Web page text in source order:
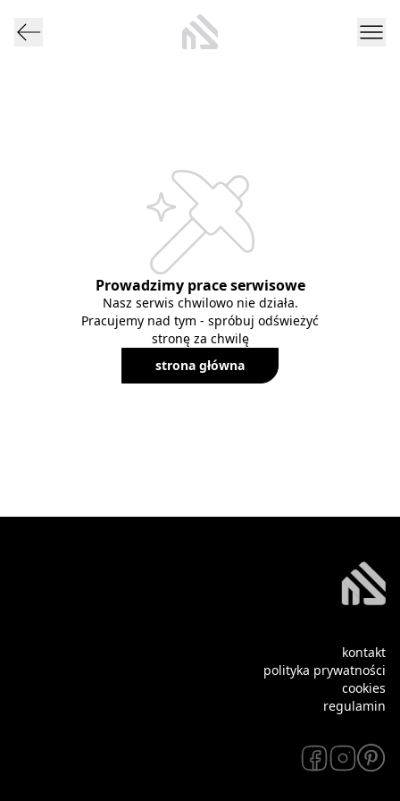
Prowadzimy prace serwisowe
Nasz serwis chwilowo nie działa.
Pracujemy nad tym - spróbuj odświeżyć
stronę za chwilę
strona główna
kontakt
polityka prywatności
cookies
regulamin